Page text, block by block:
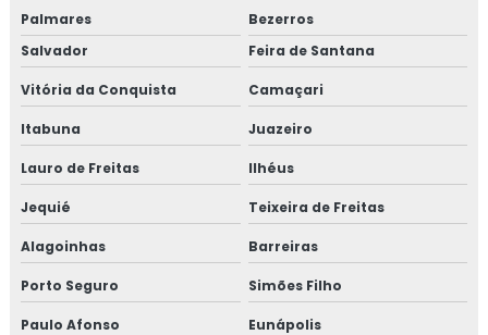
Palmares
Bezerros
Salvador
Feira de Santana
Vitória da Conquista Camaçari
Itabuna Juazeiro
Lauro de Freitas Ilhéus
Jequié Teixeira de Freitas
Alagoinhas Barreiras
Porto Seguro Simões Filho
Paulo Afonso Eunápolis